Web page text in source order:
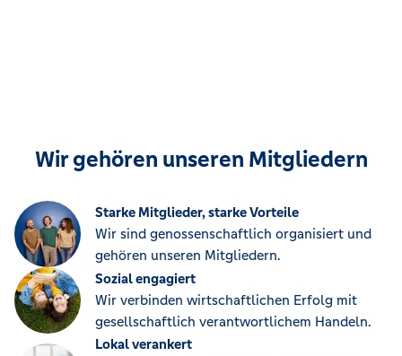
Wir gehören unseren Mitgliedern
Starke Mitglieder, starke Vorteile
Wir sind genossenschaftlich organisiert und
gehören unseren Mitgliedern.
Sozial engagiert
Wir verbinden wirtschaftlichen Erfolg mit
gesellschaftlich verantwortlichem Handeln.
Lokal verankert